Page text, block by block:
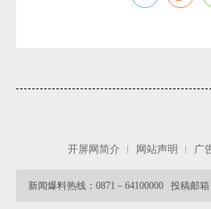
开屏网简介 网站声明 广
新闻爆料热线：0871－64100000 投稿邮箱